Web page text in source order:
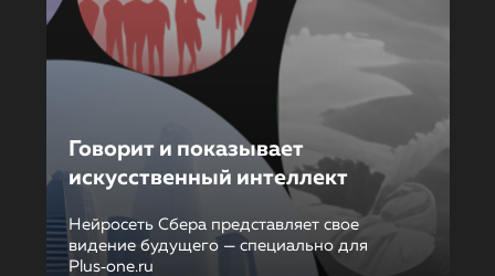
Говорит и показывает
искусственный интеллект
Нейросеть Сбера представляет свое
видение будущего — специально для
Plus‑one.ru